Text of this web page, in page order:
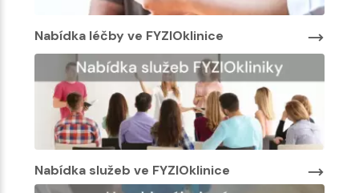
Nabídka léčby ve FYZIOklinice
Nabídka služeb ve FYZIOklinice